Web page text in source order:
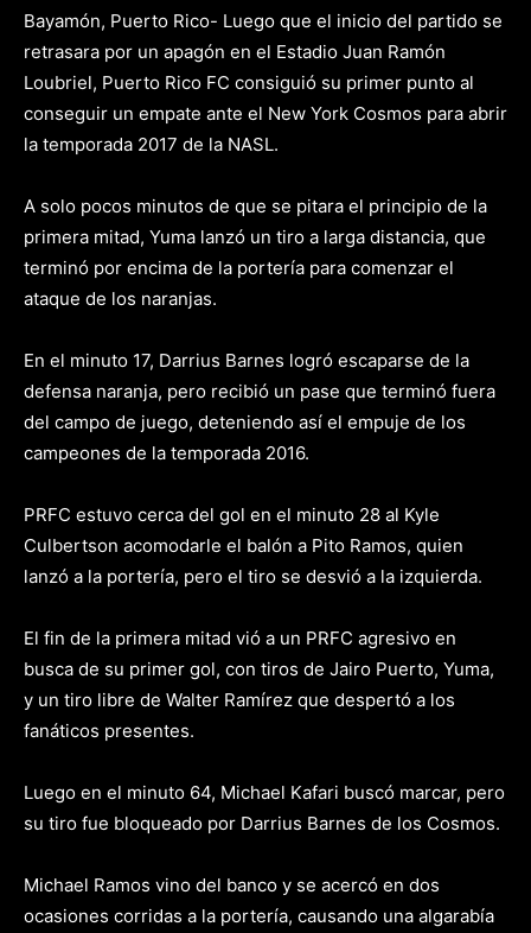
Bayamón, Puerto Rico- Luego que el inicio del partido se
retrasara por un apagón en el Estadio Juan Ramón
Loubriel, Puerto Rico FC consiguió su primer punto al
conseguir un empate ante el New York Cosmos para abrir
la temporada 2017 de la NASL.
A solo pocos minutos de que se pitara el principio de la
primera mitad, Yuma lanzó un tiro a larga distancia, que
terminó por encima de la portería para comenzar el
ataque de los naranjas.
En el minuto 17, Darrius Barnes logró escaparse de la
defensa naranja, pero recibió un pase que terminó fuera
del campo de juego, deteniendo así el empuje de los
campeones de la temporada 2016.
PRFC estuvo cerca del gol en el minuto 28 al Kyle
Culbertson acomodarle el balón a Pito Ramos, quien
lanzó a la portería, pero el tiro se desvió a la izquierda.
El fin de la primera mitad vió a un PRFC agresivo en
busca de su primer gol, con tiros de Jairo Puerto, Yuma,
y un tiro libre de Walter Ramírez que despertó a los
fanáticos presentes.
Luego en el minuto 64, Michael Kafari buscó marcar, pero
su tiro fue bloqueado por Darrius Barnes de los Cosmos.
Michael Ramos vino del banco y se acercó en dos
ocasiones corridas a la portería, causando una algarabía